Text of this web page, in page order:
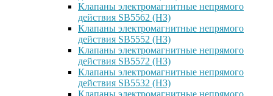
Клапаны электромагнитные непрямого
действия SB5562 (НЗ)
Клапаны электромагнитные непрямого
действия SB5552 (НЗ)
Клапаны электромагнитные непрямого
действия SB5572 (НЗ)
Клапаны электромагнитные непрямого
действия SB5532 (НЗ)
Клапаны электромагнитные непрямого